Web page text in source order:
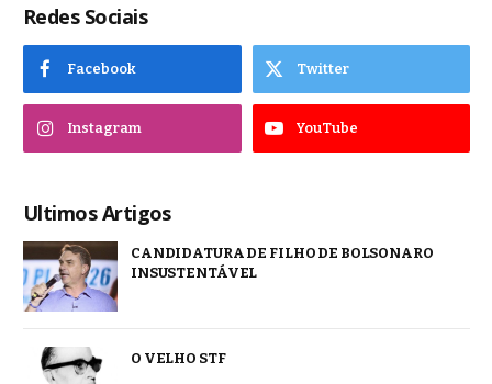
Redes Sociais
Facebook Twitter
Instagram YouTube
Ultimos Artigos
CANDIDATURA DE FILHO DE BOLSONARO
INSUSTENTÁVEL
O VELHO STF